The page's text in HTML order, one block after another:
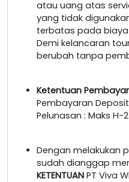
atau uang atas
yang tidak
terbatas pada
Demi kelancaran
berubah tanpa
Ketentuan
Pembayaran
Pelunasan : Maks H-
Dengan melakukan
sudah dianggap
KETENTUAN PT Viva